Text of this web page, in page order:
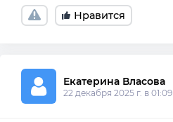
Нравится
Екатерина Власова
22 декабря 2025 г. в 01:09